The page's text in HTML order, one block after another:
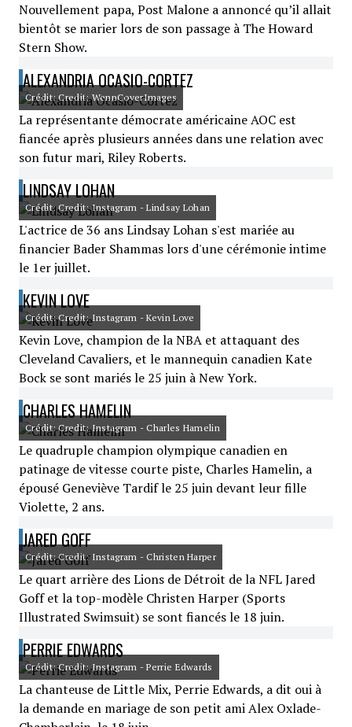
Nouvellement papa, Post Malone a annoncé qu’il allait
bientôt se marier lors de son passage à The Howard
Stern Show.
ALEXANDRIA OCASIO-CORTEZ
Crédit: Credit: WennCoverImages
La représentante démocrate américaine AOC est
fiancée après plusieurs années dans une relation avec
son futur mari, Riley Roberts.
LINDSAY LOHAN
Crédit: Credit: Instagram - Lindsay Lohan
L'actrice de 36 ans Lindsay Lohan s'est mariée au
financier Bader Shammas lors d'une cérémonie intime
le 1er juillet.
KEVIN LOVE
Crédit: Credit: Instagram - Kevin Love
Kevin Love, champion de la NBA et attaquant des
Cleveland Cavaliers, et le mannequin canadien Kate
Bock se sont mariés le 25 juin à New York.
CHARLES HAMELIN
Crédit: Credit: Instagram - Charles Hamelin
Le quadruple champion olympique canadien en
patinage de vitesse courte piste, Charles Hamelin, a
épousé Geneviève Tardif le 25 juin devant leur fille
Violette, 2 ans.
JARED GOFF
Crédit: Credit: Instagram - Christen Harper
Le quart arrière des Lions de Détroit de la NFL Jared
Goff et la top-modèle Christen Harper (Sports
Illustrated Swimsuit) se sont fiancés le 18 juin.
PERRIE EDWARDS
Crédit: Credit: Instagram - Perrie Edwards
La chanteuse de Little Mix, Perrie Edwards, a dit oui à
la demande en mariage de son petit ami Alex Oxlade-